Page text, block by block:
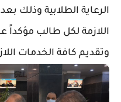
الرعاية الطلابية وذلك
اللازمة لكل طالب مؤكداً
وتقديم كافة الخدمات